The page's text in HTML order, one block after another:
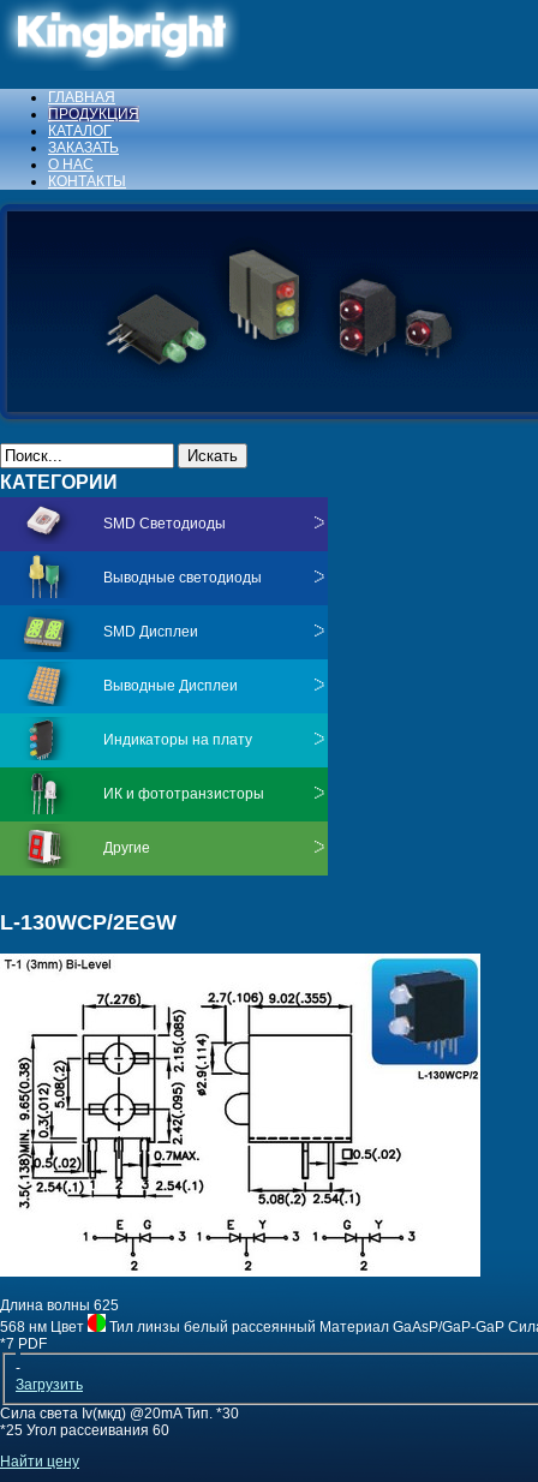
ГЛАВНАЯ
ПРОДУКЦИЯ
КАТАЛОГ
ЗАКАЗАТЬ
О НАС
КОНТАКТЫ
Искать
КАТЕГОРИИ
SMD Светодиоды
Выводные светодиоды
SMD Дисплеи
Выводные Дисплеи
Индикаторы на плату
ИК и фототранзисторы
Другие
L-130WCP/2EGW
Длина волны 625
568 нм Цвет Тил линзы белый рассеянный Материал GaAsP/GaP-GaP
*7 PDF
-
Загрузить
Сила света Iv(мкд) @20mA Тип. *30
*25 Угол рассеивания 60
Найти цену